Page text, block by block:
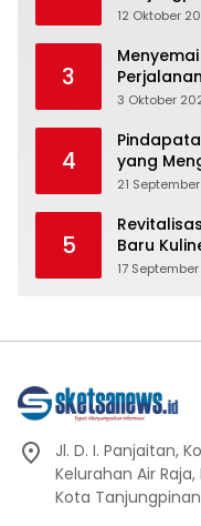
12 Oktober
3
Hati dan
3 Oktober
4
yang
21
5
Baru
17
Jl. D. I. Panjaitan,
Kelurahan Air
Kota